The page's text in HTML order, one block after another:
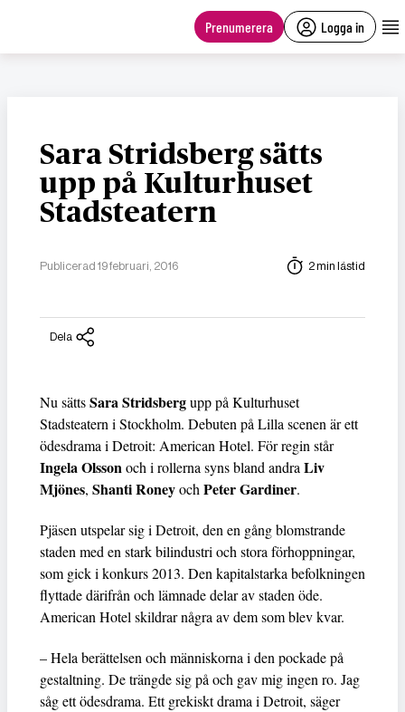
Prenumerera Logga in
Sara Stridsberg sätts
upp på Kulturhuset
Stadsteatern
Publicerad 19 februari, 2016 2 min lästid
Dela
Nu sättsSara Stridsbergupp på Kulturhuset
Stadsteatern i Stockholm. Debuten på Lilla scenen är ett
ödesdrama i Detroit: American Hotel. För regin står
Ingela Olssonoch i rollerna syns bland andra Liv
Mjönes, Shanti Roneyoch Peter Gardiner.
Pjäsen utspelar sig i Detroit, den en gång blomstrande
staden med en stark bilindustri och stora förhoppningar,
som gick i konkurs 2013. Den kapitalstarka befolkningen
flyttade därifrån och lämnade delar av staden öde.
American Hotel skildrar några av dem som blev kvar.
– Hela berättelsen och människorna i den pockade på
gestaltning. De trängde sig på och gav mig ingen ro. Jag
såg ett ödesdrama. Ett grekiskt drama i Detroit, säger